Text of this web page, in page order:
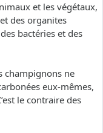
et les végétaux,
des organites
bactéries et des
champignons ne
eux-mêmes,
le contraire des